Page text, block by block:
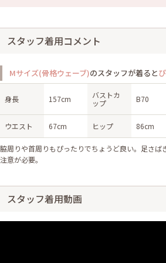
スタッフ着用コメント
Mサイズ(骨格ウェーブ)のスタッフが着ると
身長 157cm
バストカ
ップ
B70
ウエスト 67cm ヒップ 86cm
脇周りや首周りもぴったりでちょうど良い。足さば
注意が必要。
スタッフ着用動画